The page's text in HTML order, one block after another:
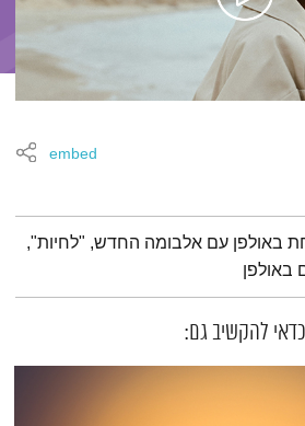
embed
באולפן עם אלבומה החדש, "לחיות",
באולפן
כדאי להקשיב גם: